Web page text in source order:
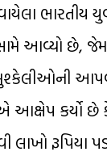
ભારતીય
સામે આવ્યો છે,
આક્ષેપ કર્યો
લાખો રૂપિયા